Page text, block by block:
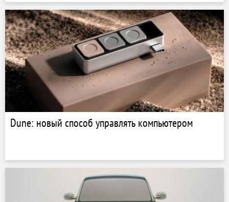
Dune: новый способ управлять компьютером